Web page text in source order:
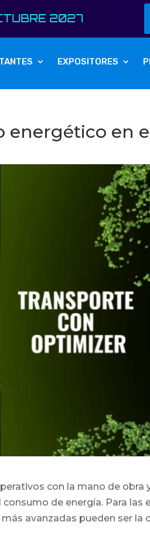
2027
EXPOSITORES
energético en
con la mano de obra
de energía. Para
avanzadas pueden ser la